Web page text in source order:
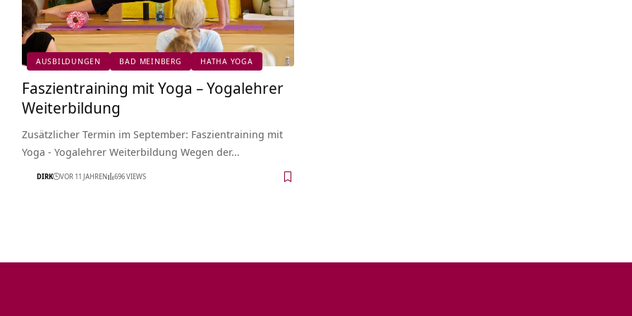
AUSBILDUNGEN BAD MEINBERG HATHA YOGA
Faszientraining mit Yoga – Yogalehrer
Weiterbildung
Zusätzlicher Termin im September: Faszientraining mit
Yoga - Yogalehrer Weiterbildung Wegen der…
DIRK VOR 11 JAHREN 696 VIEWS